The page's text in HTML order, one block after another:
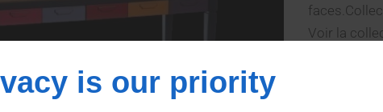
Voir la
is our priority